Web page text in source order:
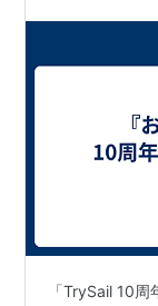
「TrySail 10周